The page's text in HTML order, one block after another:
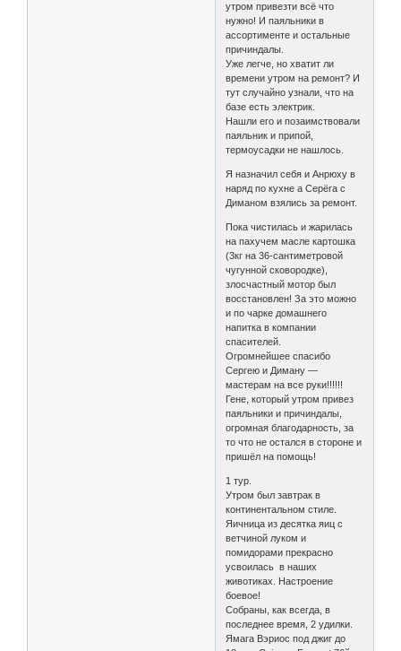
утром привезти всё что
нужно! И паяльники в
ассортименте и остальные
причиндалы.
Уже легче, но хватит ли
времени утром на ремонт? И
тут случайно узнали, что на
базе есть электрик.
Нашли его и позаимствовали
паяльник и припой,
термоусадки не нашлось.
Я назначил себя и Анрюху в
наряд по кухне а Серёга с
Диманом взялись за ремонт.
Пока чистилась и жарилась
на пахучем масле картошка
(3кг на 36-сантиметровой
чугунной сковородке),
злосчастный мотор был
восстановлен! За это можно
и по чарке домашнего
напитка в компании
спасителей.
Огромнейшее спасибо
Сергею и Диману —
мастерам на все руки!!!!!!
Гене, который утром привез
паяльники и причиндалы,
огромная благодарность, за
то что не остался в стороне и
пришёл на помощь!
1 тур.
Утром был завтрак в
континентальном стиле.
Яичница из десятка яиц с
ветчиной луком и
помидорами прекрасно
усвоилась в наших
животиках. Настроение
боевое!
Собраны, как всегда, в
последнее время, 2 удилки.
Ямага Вэриос под джиг до